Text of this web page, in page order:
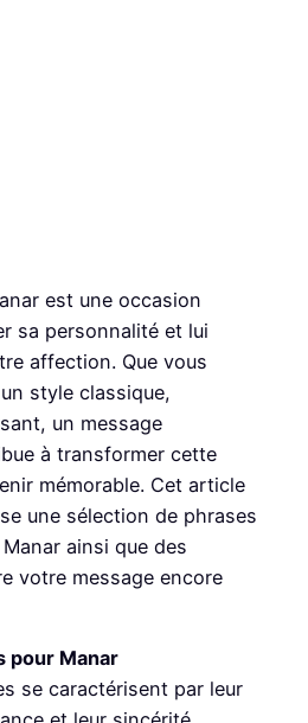
est une occasion
sa personnalité et lui
affection. Que vous
style classique,
un message
à transformer cette
mémorable. Cet article
une sélection de phrases
ainsi que des
votre message encore
pour Manar
se caractérisent par leur